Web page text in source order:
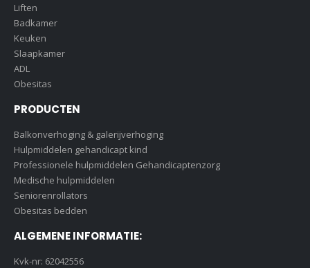
Liften
Badkamer
Keuken
Slaapkamer
ADL
Obesitas
PRODUCTEN
Balkonverhoging & galerijverhoging
Hulpmiddelen gehandicapt kind
Professionele hulpmiddelen Gehandicaptenzorg
Medische hulpmiddelen
Seniorenrollators
Obesitas bedden
ALGEMENE INFORMATIE:
Kvk-nr: 62042556